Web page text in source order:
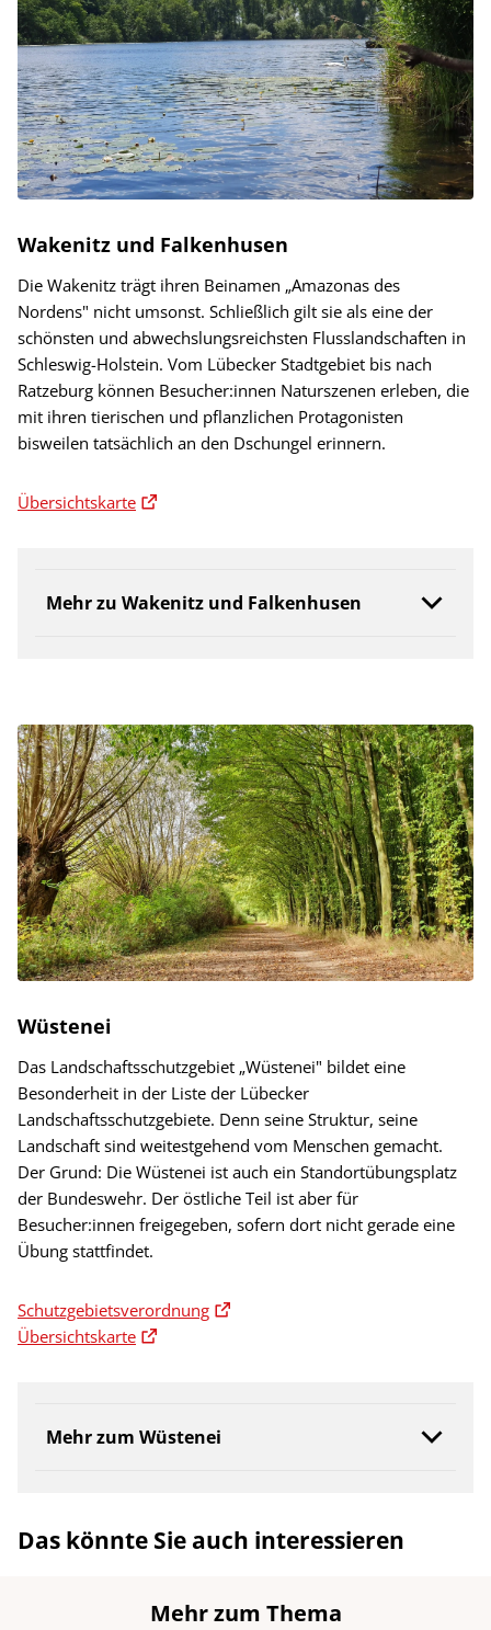
Wakenitz und Falkenhusen
Die Wakenitz trägt ihren Beinamen „Amazonas des
Nordens" nicht umsonst. Schließlich gilt sie als eine der
schönsten und abwechslungsreichsten Flusslandschaften in
Schleswig-Holstein. Vom Lübecker Stadtgebiet bis nach
Ratzeburg können Besucher:innen Naturszenen erleben, die
mit ihren tierischen und pflanzlichen Protagonisten
bisweilen tatsächlich an den Dschungel erinnern.
Übersichtskarte
Mehr zu Wakenitz und Falkenhusen
Wüstenei
Das Landschaftsschutzgebiet „Wüstenei" bildet eine
Besonderheit in der Liste der Lübecker
Landschaftsschutzgebiete. Denn seine Struktur, seine
Landschaft sind weitestgehend vom Menschen gemacht.
Der Grund: Die Wüstenei ist auch ein Standortübungsplatz
der Bundeswehr. Der östliche Teil ist aber für
Besucher:innen freigegeben, sofern dort nicht gerade eine
Übung stattfindet.
Schutzgebietsverordnung
Übersichtskarte
Mehr zum Wüstenei
Das könnte Sie auch interessieren
Mehr zum Thema